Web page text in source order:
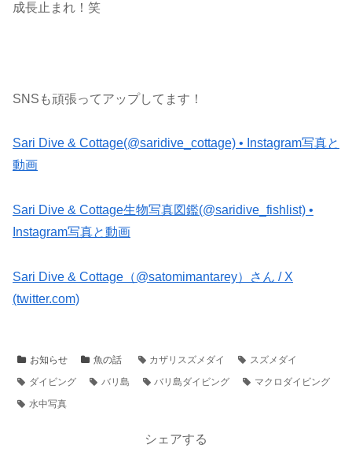
成長止まれ！笑
SNSも頑張ってアップしてます！
Sari Dive & Cottage(@saridive_cottage) • Instagram写真と
動画
Sari Dive & Cottage生物写真図鑑(@saridive_fishlist) •
Instagram写真と動画
Sari Dive & Cottage（@satomimantarey）さん / X
(twitter.com)
お知らせ 魚の話 カザリスズメダイ
スズメダイ
ダイビング
バリ島 バリ島ダイビング
マクロダイビング
水中写真
シェアする